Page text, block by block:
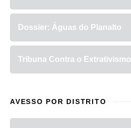
Dossier: Águas do Planalto
Tribuna Contra o Extrativismo
AVESSO POR DISTRITO